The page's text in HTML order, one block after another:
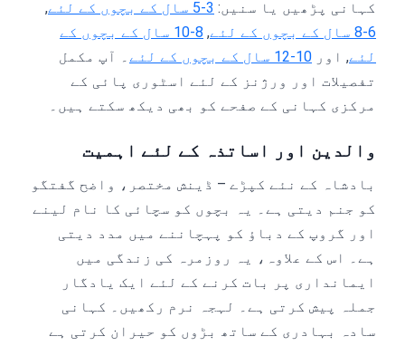
کہانی پڑھیں یا سنیں: 3-5 سال کے بچوں کے لئے
,
6-8 سال کے بچوں کے لئے
,
8-10 سال کے بچوں کے
لئے, اور 10-12 سال کے بچوں کے لئے
۔ آپ مکمل
تفصیلات اور ورژنز کے لئے اسٹوری پائی کے
مرکزی کہانی کے صفحے کو بھی دیکھ سکتے ہیں۔
والدین اور اساتذہ کے لئے اہمیت
بادشاہ کے نئے کپڑے – ڈینش مختصر، واضح گفتگو
کو جنم دیتی ہے۔ یہ بچوں کو سچائی کا نام لینے
اور گروپ کے دباؤ کو پہچاننے میں مدد دیتی
ہے۔ اس کے علاوہ، یہ روزمرہ کی زندگی میں
ایمانداری پر بات کرنے کے لئے ایک یادگار
جملہ پیش کرتی ہے۔ لہجہ نرم رکھیں۔ کہانی
سادہ بہادری کے ساتھ بڑوں کو حیران کرتی ہے